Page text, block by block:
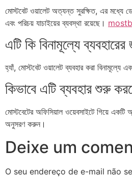
মোস্টবেট ওয়ালেট অত্যন্ত সুরক্ষিত, এর মধ্যে
এবং পরিচয় যাচাইয়ের ব্যবস্থা রয়েছে।
এটি কি বিনামূল্যে
হ্যাঁ, মোস্টবেট ওয়ালেট ব্যবহার করা বিনামূল্যে
কিভাবে এটি ব্যবহার শুরু
মোস্টবেটের অফিসিয়াল ওয়েবসাইটে গিয়ে একটি
অনুসরণ করুন।
Deixe um
O seu endereço de e-mail não